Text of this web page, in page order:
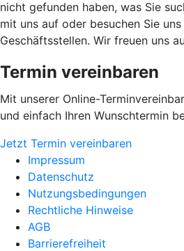
nicht gefunden haben, was Sie
mit uns auf oder besuchen Sie
Geschäftsstellen. Wir freuen uns
Termin vereinbaren
Mit unserer Online-
und einfach Ihren Wunschtermin
Jetzt Termin vereinbaren
Impressum
Datenschutz
Nutzungsbedingungen
Rechtliche Hinweise
AGB
Barrierefreiheit